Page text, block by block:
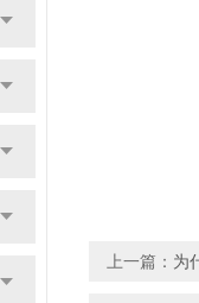
上一篇： 为